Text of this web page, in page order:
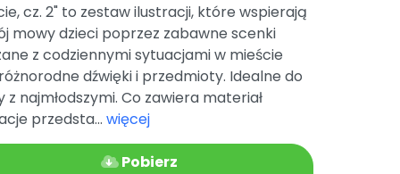
Archiwalne numery
Pomoc
cz. 2" to zestaw ilustracji, które wspierają
mowy dzieci poprzez zabawne scenki
z codziennymi sytuacjami w mieście
dźwięki i przedmioty. Idealne do
z najmłodszymi. Co zawiera materiał
przedsta... więcej
Pobierz